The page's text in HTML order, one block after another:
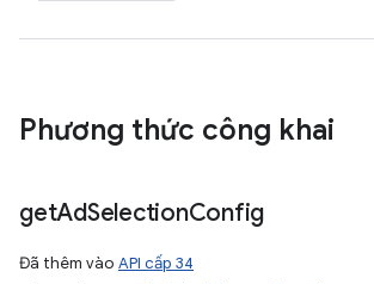
Phương thức công khai
getAdSelectionConfig
Đã thêm vào API cấp 34